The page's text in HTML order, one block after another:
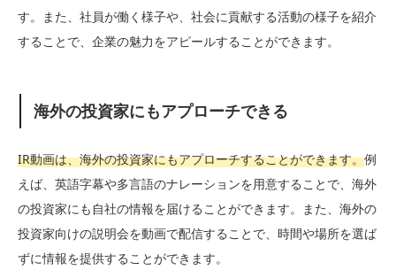
す。また、社員が働く様子や、社会に貢献する活動の様子を紹介
することで、企業の魅力をアピールすることができます。
海外の投資家にもアプローチできる
IR動画は、海外の投資家にもアプローチすることができます。例
えば、英語字幕や多言語のナレーションを用意することで、海外
の投資家にも自社の情報を届けることができます。また、海外の
投資家向けの説明会を動画で配信することで、時間や場所を選ば
ずに情報を提供することができます。